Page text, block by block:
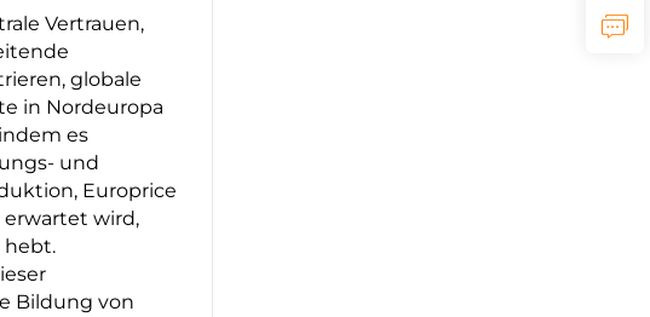
Vertrauen,
globale
in Nordeuropa
es
und
Europrice
erwartet wird,
hebt.
Bildung von